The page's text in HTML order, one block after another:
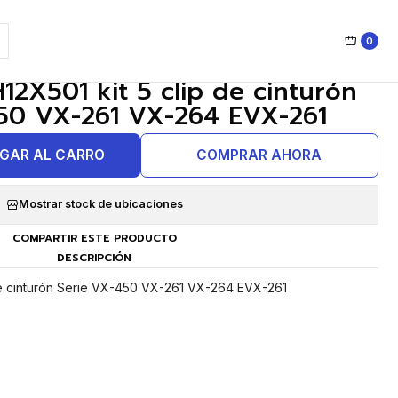
0
kit 5 clip de cinturón
VX-261 VX-264 EVX-261
AL CARRO COMPRAR AHORA
Mostrar stock de ubicaciones
COMPARTIR ESTE PRODUCTO
DESCRIPCIÓN
cinturón Serie VX-450 VX-261 VX-264 EVX-261